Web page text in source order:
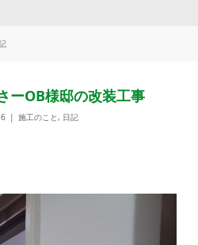
ーOB様邸の改装工事
施工のこと , 日記